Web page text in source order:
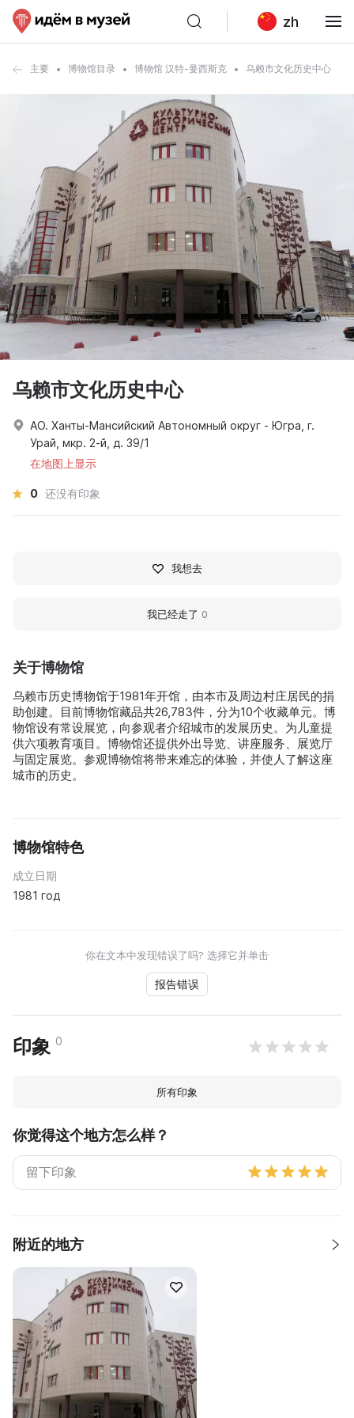
zh
主要 博物馆目录 博物馆 汉特-曼西斯克 乌赖市文化历史中心
关于博物馆
乌赖市历史博物馆于1981年开馆，由本市及周边村庄居民的捐
助创建。目前博物馆藏品共26,783件，分为10个收藏单元。博
物馆设有常设展览，向参观者介绍城市的发展历史。为儿童提
供六项教育项目。博物馆还提供外出导览、讲座服务、展览厅
与固定展览。参观博物馆将带来难忘的体验，并使人了解这座
城市的历史。
博物馆特色
成立日期
1981 год
你在文本中发现错误了吗? 选择它并单击
报告错误
印象 0
所有印象
你觉得这个地方怎么样？
附近的地方
乌赖市文化历史中心
АО. Ханты-Мансийский Автономный округ - Югра, г.
Урай, мкр. 2-й, д. 39/1
在地图上显示
0 还没有印象
我想去
我已经走了 0